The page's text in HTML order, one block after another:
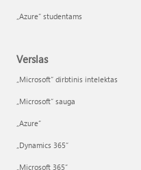
„Azure“ studentams
Verslas
„Microsoft“ dirbtinis intelektas
„Microsoft“ sauga
„Azure”
„Dynamics 365“
„Microsoft 365“